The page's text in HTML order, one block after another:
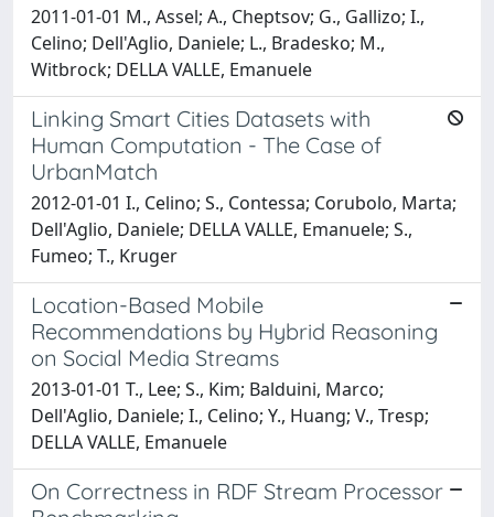
2011-01-01 M., Assel; A., Cheptsov; G., Gallizo; I.,
Celino; Dell'Aglio, Daniele; L., Bradesko; M.,
Witbrock; DELLA VALLE, Emanuele
Linking Smart Cities Datasets with
Human Computation - The Case of
UrbanMatch
2012-01-01 I., Celino; S., Contessa; Corubolo, Marta;
Dell'Aglio, Daniele; DELLA VALLE, Emanuele; S.,
Fumeo; T., Kruger
Location-Based Mobile
Recommendations by Hybrid Reasoning
on Social Media Streams
2013-01-01 T., Lee; S., Kim; Balduini, Marco;
Dell'Aglio, Daniele; I., Celino; Y., Huang; V., Tresp;
DELLA VALLE, Emanuele
On Correctness in RDF Stream Processor